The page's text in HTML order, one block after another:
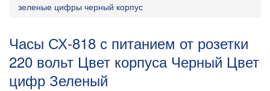
зеленые цифры черный корпус
Часы СХ-818 с питанием от розетки
220 вольт Цвет корпуса Черный Цвет
цифр Зеленый